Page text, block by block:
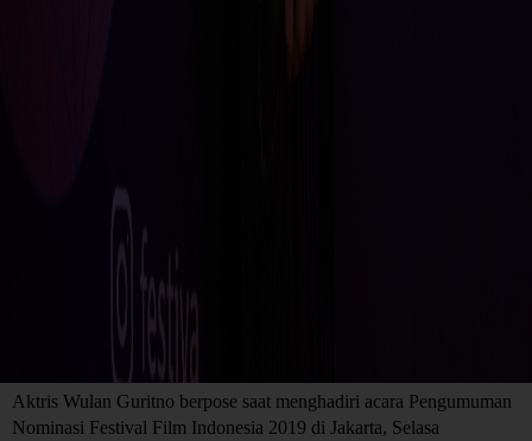
Aktris Wulan Guritno berpose saat menghadiri acara Pengumuman
Nominasi Festival Film Indonesia 2019 di Jakarta, Selasa